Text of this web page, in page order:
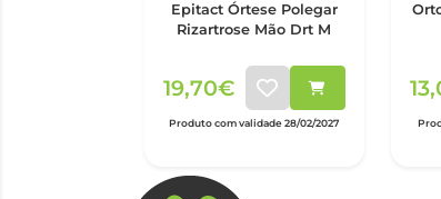
Epitact Órtese Polegar
Rizartrose Mão Drt M
19,70€
Produto com validade 28/02/2027